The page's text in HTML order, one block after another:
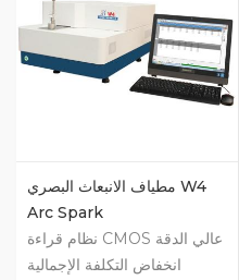
مطياف الانبعاث البصري W4
Arc Spark
نظام قراءة CMOS عالي الدقة
انخفاض التكلفة الإجمالية